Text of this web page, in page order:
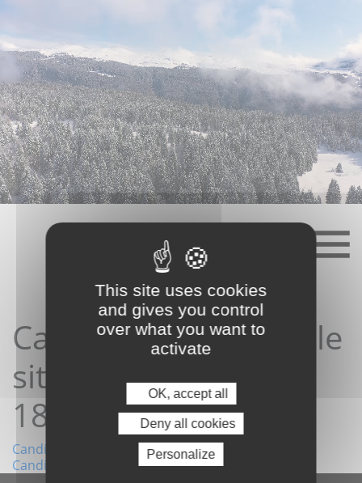
content
Candidature depuis le
site08/05/2022
18:13:36
Navigation
Candidature depuis le site02/05/2022 09:37:26
Candidature depuis le site10/05/2022 06:51:40
This site uses cookies
and gives you control
over what you want to
activate
OK, accept all
Deny all cookies
Personalize